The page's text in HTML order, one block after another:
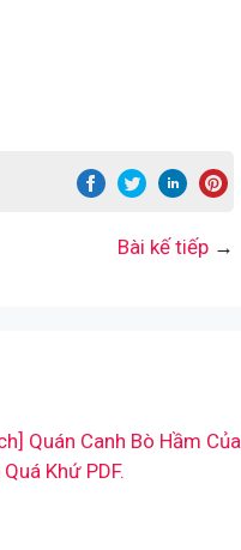
Bài kế tiếp →
Quán Canh Bò Hầm Của
Khứ PDF.